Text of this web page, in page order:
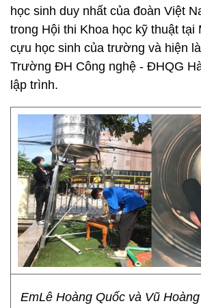
học sinh duy nhất của đoàn Việt
trong Hội thi Khoa học kỹ thuật tại
cựu học sinh của trường và hiện
Trường ĐH Công nghệ - ĐHQG
lập trình.
EmLê Hoàng Quốc và Vũ